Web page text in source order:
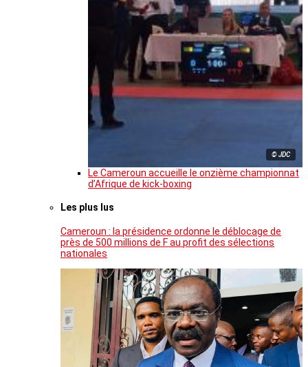
© JDC
Le Cameroun accueille le onzième championnat
d’Afrique de kick-boxing
Les plus lus
Cameroun : la présidence ordonne le déblocage de
près de 500 millions de F au profit des sélections
nationales